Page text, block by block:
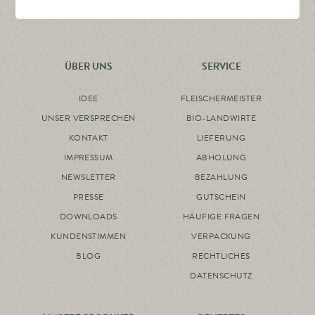
ÜBER UNS
IDEE
UNSER VERSPRECHEN
KONTAKT
IMPRESSUM
NEWSLETTER
PRESSE
DOWNLOADS
KUNDENSTIMMEN
BLOG
SERVICE
FLEISCHERMEISTER
BIO-LANDWIRTE
LIEFERUNG
ABHOLUNG
BEZAHLUNG
GUTSCHEIN
HÄUFIGE FRAGEN
VERPACKUNG
RECHTLICHES
DATENSCHUTZ